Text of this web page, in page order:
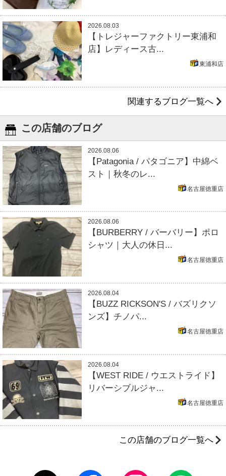
2026.08.03
【トレジャーファクトリー東浦和
店】レディース古...
東浦和店
関連するブログ一覧へ
この店舗のブログ
2026.08.06
【Patagonia / パタゴニア】中綿ベ
スト｜秋冬のレ...
名古屋徳重店
2026.08.06
【BURBERRY / バーバリー】ポロ
シャツ｜大人の休日...
名古屋徳重店
2026.08.04
【BUZZ RICKSON'S / バズリクソ
ンズ】チノパ...
名古屋徳重店
2026.08.04
【WEST RIDE / ウエストライド】
リバーシブルジャ...
名古屋徳重店
この店舗のブログ一覧へ